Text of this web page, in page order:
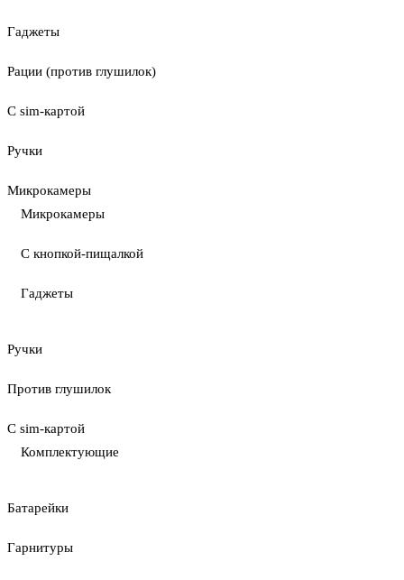
Гаджеты
Рации (против глушилок)
С sim-картой
Ручки
Микрокамеры
Микрокамеры
С кнопкой-пищалкой
Гаджеты
Ручки
Против глушилок
С sim-картой
Комплектующие
Батарейки
Гарнитуры